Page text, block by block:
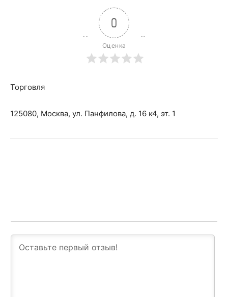
0
Оценка
Торговля
125080, Москва, ул. Панфилова, д. 16 к4, эт. 1